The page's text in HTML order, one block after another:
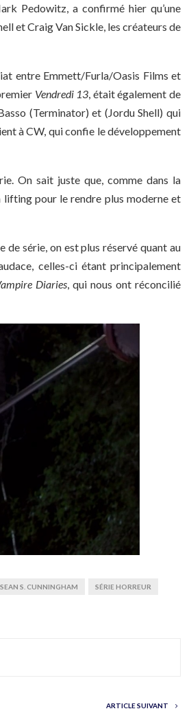
Pedowitz, a confirmé hier qu’une
et Craig Van Sickle, les créateurs de
entre Emmett/Furla/Oasis Films et
Vendredi 13, était également de
(Terminator) et (Jordu Shell) qui
à CW, qui confie le développement
On sait juste que, comme dans la
lifting pour le rendre plus moderne et
de série, on est plus réservé quant au
celles-ci étant principalement
Diaries, qui nous ont réconcilié
SEAN S. CUNNINGHAM SÉRIE HORREUR
ARTICLE SUIVANT